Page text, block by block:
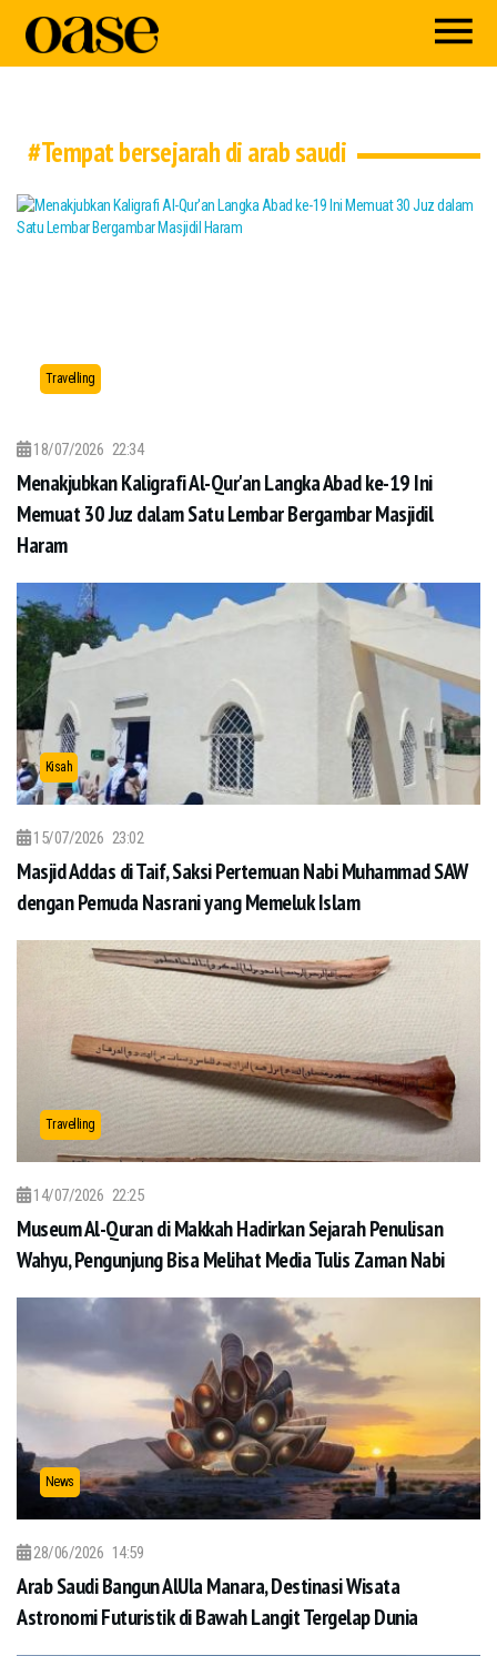
#Tempat bersejarah di arab saudi
Travelling
18/07/2026 22:34
Menakjubkan Kaligrafi Al-Qur'an Langka Abad ke-19 Ini
Memuat 30 Juz dalam Satu Lembar Bergambar Masjidil
Haram
Kisah
15/07/2026 23:02
Masjid Addas di Taif, Saksi Pertemuan Nabi Muhammad SAW
dengan Pemuda Nasrani yang Memeluk Islam
Travelling
14/07/2026 22:25
Museum Al-Quran di Makkah Hadirkan Sejarah Penulisan
Wahyu, Pengunjung Bisa Melihat Media Tulis Zaman Nabi
News
28/06/2026 14:59
Arab Saudi Bangun AlUla Manara, Destinasi Wisata
Astronomi Futuristik di Bawah Langit Tergelap Dunia